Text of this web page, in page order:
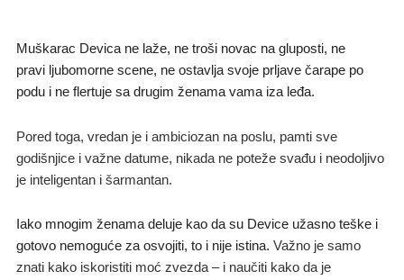
Muškarac Devica ne laže, ne troši novac na gluposti, ne
pravi ljubomorne scene, ne ostavlja svoje prljave čarape po
podu i ne flertuje sa drugim ženama vama iza leđa.
Pored toga, vredan je i ambiciozan na poslu, pamti sve
godišnjice i važne datume, nikada ne poteže svađu i neodoljivo
je inteligentan i šarmantan.
Iako mnogim ženama deluje kao da su Device užasno teške i
gotovo nemoguće za osvojiti, to i nije istina. Važno je samo
znati kako iskoristiti moć zvezda – i naučiti kako da je